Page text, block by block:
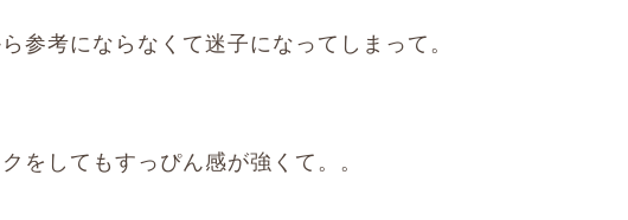
参考にならなくて迷子になってしまって。
をしてもすっぴん感が強くて。。